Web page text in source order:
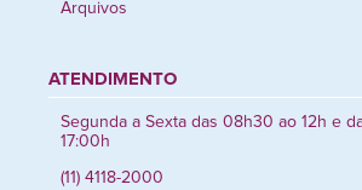
Arquivos
ATENDIMENTO
Segunda a Sexta das 08h30 ao 12h e
17:00h
(11) 4118-2000